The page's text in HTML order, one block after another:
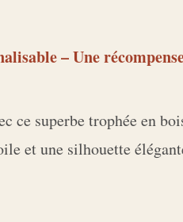
– Une
ce superbe trophée en
et une silhouette